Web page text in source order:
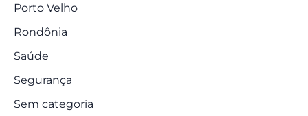
Porto Velho
Rondônia
Saúde
Segurança
Sem categoria